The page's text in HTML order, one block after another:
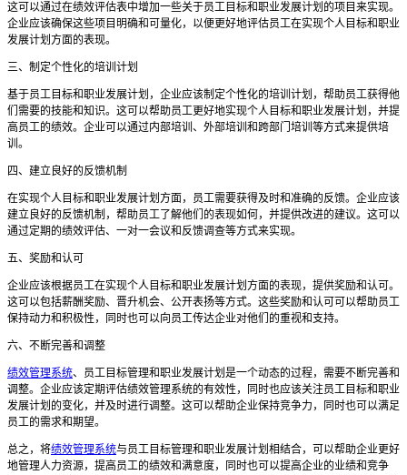
这可以通过在绩效评估表中增加一些关于员工目标和职业发展计划的项目来实现。
企业应该确保这些项目明确和可量化，以便更好地评估员工在实现个人目标和职业
发展计划方面的表现。
三、制定个性化的培训计划
基于员工目标和职业发展计划，企业应该制定个性化的培训计划，帮助员工获得他
们需要的技能和知识。这可以帮助员工更好地实现个人目标和职业发展计划，并提
高员工的绩效。企业可以通过内部培训、外部培训和跨部门培训等方式来提供培
训。
四、建立良好的反馈机制
在实现个人目标和职业发展计划方面，员工需要获得及时和准确的反馈。企业应该
建立良好的反馈机制，帮助员工了解他们的表现如何，并提供改进的建议。这可以
通过定期的绩效评估、一对一会议和反馈调查等方式来实现。
五、奖励和认可
企业应该根据员工在实现个人目标和职业发展计划方面的表现，提供奖励和认可。
这可以包括薪酬奖励、晋升机会、公开表扬等方式。这些奖励和认可可以帮助员工
保持动力和积极性，同时也可以向员工传达企业对他们的重视和支持。
六、不断完善和调整
绩效管理系统、员工目标管理和职业发展计划是一个动态的过程，需要不断完善和
调整。企业应该定期评估绩效管理系统的有效性，同时也应该关注员工目标和职业
发展计划的变化，并及时进行调整。这可以帮助企业保持竞争力，同时也可以满足
员工的需求和期望。
总之，将绩效管理系统与员工目标管理和职业发展计划相结合，可以帮助企业更好
地管理人力资源，提高员工的绩效和满意度，同时也可以提高企业的业绩和竞争